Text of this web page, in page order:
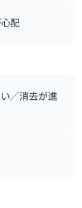
配
／消去が進